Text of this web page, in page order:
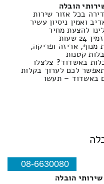
הובלה
בכל אזור שירות
ואמין ניסיון עשיר
להצעת מחיר
שעות
מנוף, אריזה ופריקה,
קטנות
באשדוד? צלצלו
לכם לערוך בקלות
באשדוד – תעשו
08-6630080
הובלה